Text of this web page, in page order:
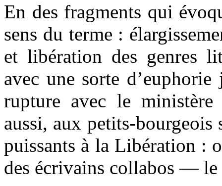
En des fragments qui
sens du terme :
et libération des genres
avec une sorte
rupture avec le
aussi, aux petits-
puissants à la Libération :
des écrivains collabos —